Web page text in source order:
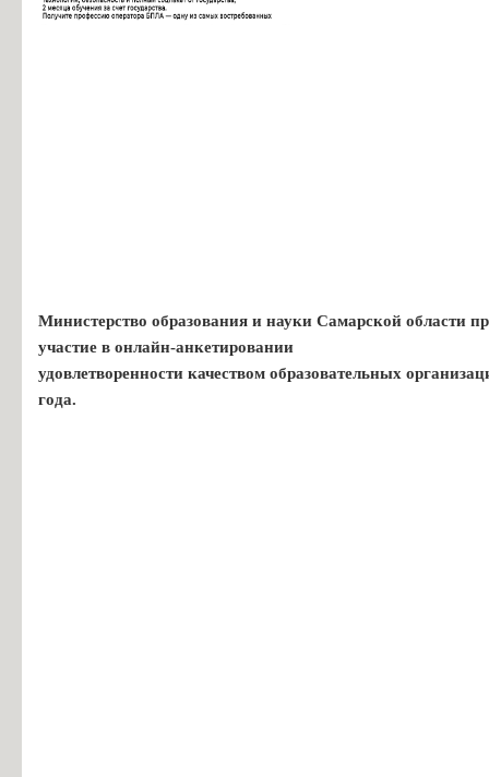
Министерство образования и науки Самарской области
участие в онлайн-анкетировании
удовлетворенности качеством образовательных
года.